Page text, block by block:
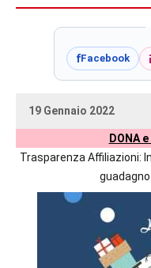
delle
autrici
fFacebook i
19 Gennaio 2022
DONA
Trasparenza Affiliazioni: